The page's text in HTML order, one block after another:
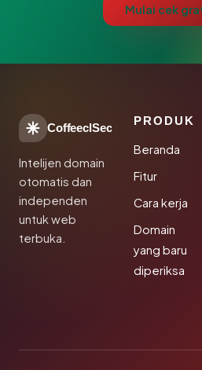
Mulai cek
CoffeeclSec
Intelijen domain
otomatis dan
independen
untuk web
terbuka.
PRODUK
Beranda
Fitur
Cara kerja
Domain
yang baru
diperiksa